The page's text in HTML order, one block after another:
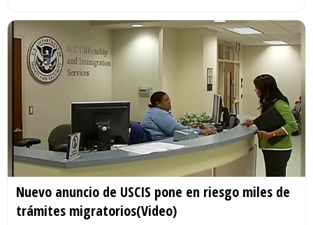
Nuevo anuncio de USCIS pone en riesgo miles de
trámites migratorios(Video)